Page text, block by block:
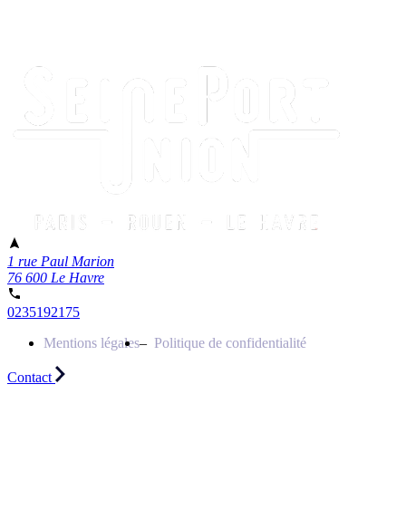
1 rue Paul Marion
76 600 Le Havre
0235192175
Mentions légales
Politique de confidentialité
Contact